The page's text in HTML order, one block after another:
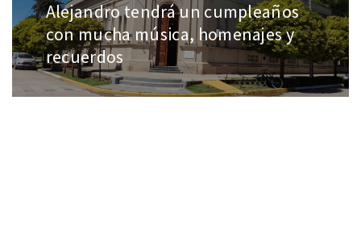
Alejandro tendrá un cumpleaños
con mucha música, homenajes y
recuerdos